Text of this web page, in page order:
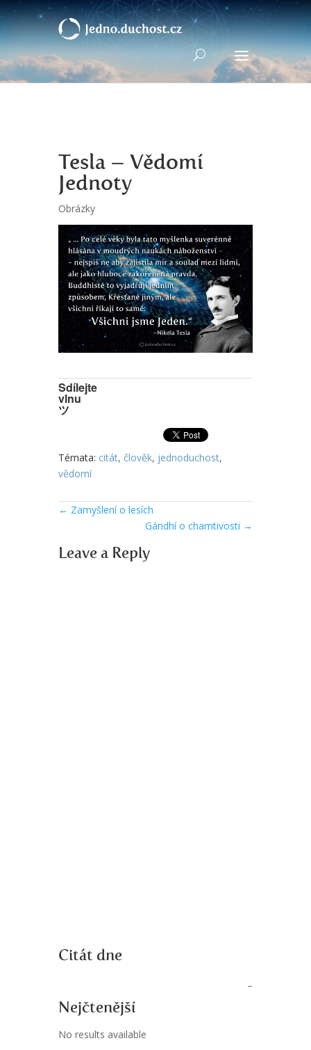
Tesla – Vědomí
Jednoty
Obrázky
Sdílejte
vlnu
ツ
Témata: citát, člověk, jednoduchost,
vědomí
← Zamyšlení o lesích
Gándhí o chamtivosti →
Leave a Reply
Citát dne
Nejčtenější
No results available